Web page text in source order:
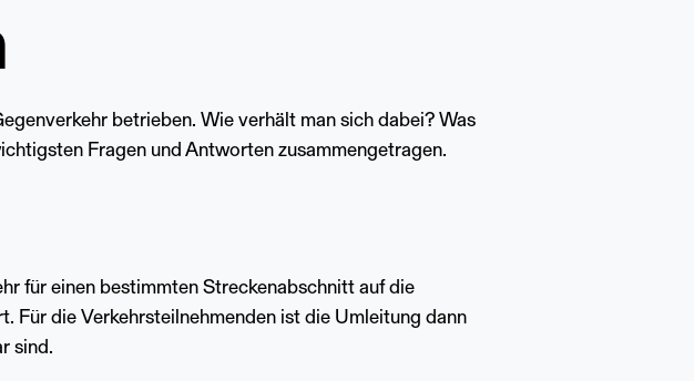
betrieben. Wie verhält man sich dabei? Was
Fragen und Antworten zusammengetragen.
für einen bestimmten Streckenabschnitt auf die
Für die Verkehrsteilnehmenden ist die Umleitung dann
sind.